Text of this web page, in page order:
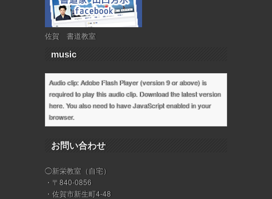
佐賀 書道教室
music
Audio clip: Adobe Flash Player (version 9 or above) is
required to play this audio clip. Download the latest version
here. You also need to have JavaScript enabled in your
browser.
お問い合わせ
◯新栄教室（自宅）
・〒840-0856
・佐賀市新生町4-48